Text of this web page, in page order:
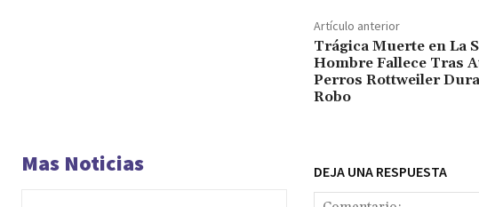
Artículo anterior
Trágica Muerte en La
Hombre Fallece Tras
Perros Rottweiler
Robo
Mas Noticias DEJA UNA RESPUESTA